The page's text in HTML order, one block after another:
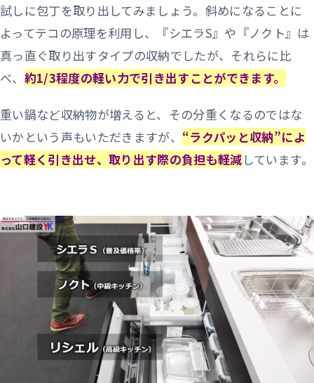
試しに包丁を取り出してみましょう。斜めになることに
よってテコの原理を利用し、『シエラS』や『ノクト』は
真っ直ぐ取り出すタイプの収納でしたが、それらに比
べ、 約1/3程度の軽い力で引き出すことができます。
重い鍋など収納物が増えると、その分重くなるのではな
いかという声もいただきますが、 “ラクパッと収納”によ
って軽く引き出せ、取り出す際の負担も軽減 しています。